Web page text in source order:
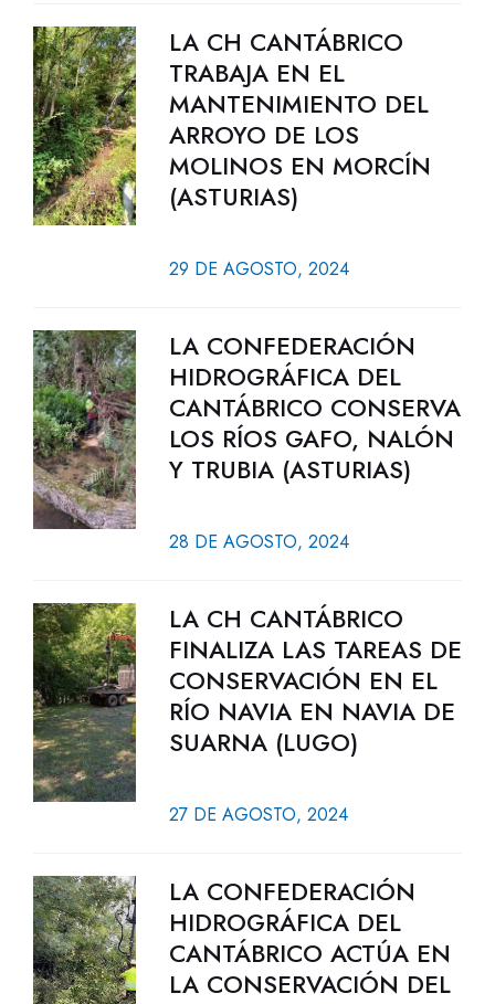
LA CH CANTÁBRICO
TRABAJA EN EL
MANTENIMIENTO DEL
ARROYO DE LOS
MOLINOS EN MORCÍN
(ASTURIAS)
29 DE AGOSTO, 2024
LA CONFEDERACIÓN
HIDROGRÁFICA DEL
CANTÁBRICO CONSERVA
LOS RÍOS GAFO, NALÓN
Y TRUBIA (ASTURIAS)
28 DE AGOSTO, 2024
LA CH CANTÁBRICO
FINALIZA LAS TAREAS DE
CONSERVACIÓN EN EL
RÍO NAVIA EN NAVIA DE
SUARNA (LUGO)
27 DE AGOSTO, 2024
LA CONFEDERACIÓN
HIDROGRÁFICA DEL
CANTÁBRICO ACTÚA EN
LA CONSERVACIÓN DEL